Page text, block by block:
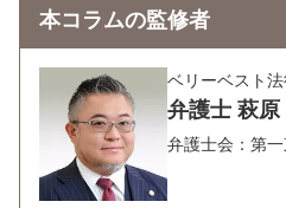
本コラムの監修者
ベリーベスト
弁護士 萩原
弁護士会：第